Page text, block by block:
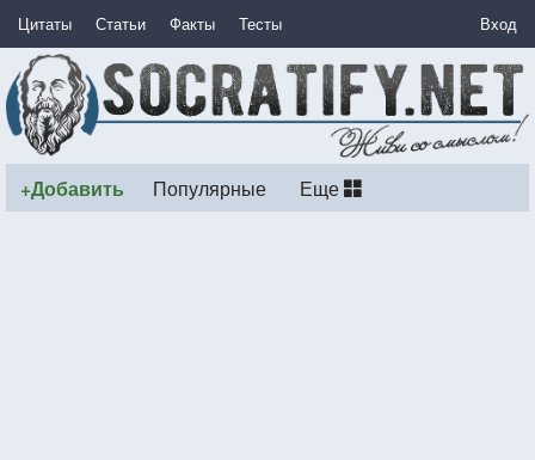
Цитаты Статьи Факты Тесты Вход
+Добавить Популярные Еще